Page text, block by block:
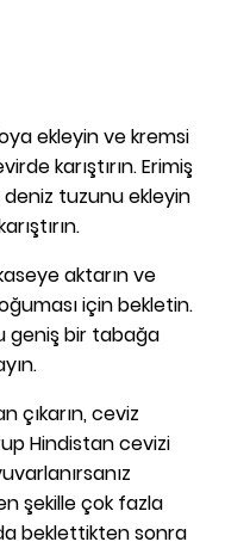
ekleyin ve kremsi
karıştırın. Erimiş
deniz tuzunu ekleyin
aktarın ve
için bekletin.
geniş bir tabağa
çıkarın, ceviz
Hindistan cevizi
şekille çok fazla
beklettikten sonra